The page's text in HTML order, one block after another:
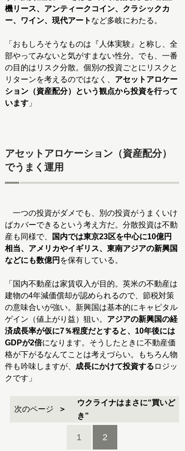
機リース、アンティークコイン、クラシックカ
ー、ワイン、現代アート など多岐にわたる。
「おもしろそうなものは『人体実験』と称し、全
部やってみないと気がすまない性分。でも、一番
の目的はリスク分散。個別の投資ごとにリスクと
リターンを考えるのではなく、 アセットアロケー
ション（資産配分）という観点から投資を行って
います 」
アセットアロケーション（資産配分）
でうまく運用
一つの投資がダメでも、別の投資がうまくいけ
ばカバーできるという考え方だ。分散投資は不動
産も同様で、
国内では東京23区を中心に10億円
相当、アメリカやイギリス、東南アジアの新興国
などにも数億円 を保有している。
「国内不動産は家賃収入が目的。英米の不動産は
建物の4年減価償却が認められるので、節税対策
の意味合いが強い。新興国は基本的にキャピタル
ゲイン（値上がり益）狙い。 アジアの新興国の経
済成長率が仮に7％程度だとすると、10年後には
GDPが2倍になります。そうしたときに不動産価
格が下がるなんてことは考えづらい。もちろん物
件も吟味しますが、 成長にかけて投資する ロジッ
クです」
次のページ
ウクライナはまさに“買いど
き”
1 2